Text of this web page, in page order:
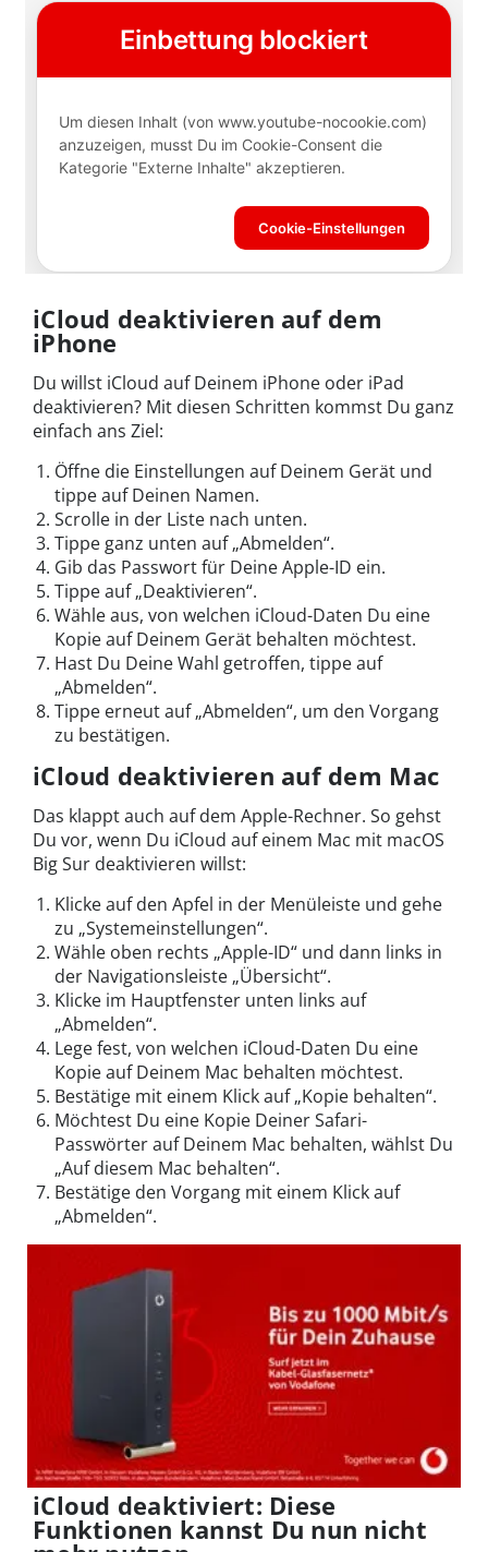
iCloud deaktivieren auf dem
iPhone
Du willst iCloud auf Deinem iPhone oder iPad
deaktivieren? Mit diesen Schritten kommst Du ganz
einfach ans Ziel:
Öffne die Einstellungen auf Deinem Gerät und
tippe auf Deinen Namen.
Scrolle in der Liste nach unten.
Tippe ganz unten auf „Abmelden“.
Gib das Passwort für Deine Apple-ID ein.
Tippe auf „Deaktivieren“.
Wähle aus, von welchen iCloud-Daten Du eine
Kopie auf Deinem Gerät behalten möchtest.
Hast Du Deine Wahl getroffen, tippe auf
„Abmelden“.
Tippe erneut auf „Abmelden“, um den Vorgang
zu bestätigen.
iCloud deaktivieren auf dem Mac
Das klappt auch auf dem Apple-Rechner. So gehst
Du vor, wenn Du iCloud auf einem Mac mit macOS
Big Sur deaktivieren willst:
Klicke auf den Apfel in der Menüleiste und gehe
zu „Systemeinstellungen“.
Wähle oben rechts „Apple-ID“ und dann links in
der Navigationsleiste „Übersicht“.
Klicke im Hauptfenster unten links auf
„Abmelden“.
Lege fest, von welchen iCloud-Daten Du eine
Kopie auf Deinem Mac behalten möchtest.
Bestätige mit einem Klick auf „Kopie behalten“.
Möchtest Du eine Kopie Deiner Safari-
Passwörter auf Deinem Mac behalten, wählst Du
„Auf diesem Mac behalten“.
Bestätige den Vorgang mit einem Klick auf
„Abmelden“.
iCloud deaktiviert: Diese
Funktionen kannst Du nun nicht